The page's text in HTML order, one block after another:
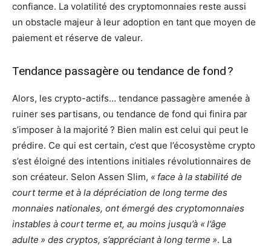
confiance. La volatilité des cryptomonnaies reste aussi
un obstacle majeur à leur adoption en tant que moyen de
paiement et réserve de valeur.
Tendance passagère ou tendance de fond ?
Alors, les crypto-actifs… tendance passagère amenée à
ruiner ses partisans, ou tendance de fond qui finira par
s’imposer à la majorité ? Bien malin est celui qui peut le
prédire. Ce qui est certain, c’est que l’écosystème crypto
s’est éloigné des intentions initiales révolutionnaires de
son créateur. Selon Assen Slim, « face à la stabilité de
court terme et à la dépréciation de long terme des
monnaies nationales, ont émergé des cryptomonnaies
instables à court terme et, au moins jusqu’à « l’âge
adulte » des cryptos, s’appréciant à long terme ». La